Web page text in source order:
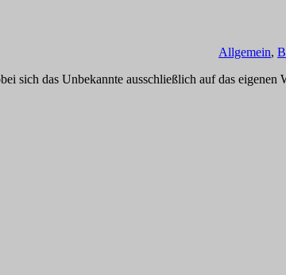
Allgemein,
sich das Unbekannte ausschließlich auf das eigenen